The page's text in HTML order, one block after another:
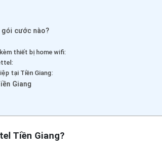
cước nào?
thiết bị home wifi:
tại Tiền Giang:
Giang
Tiền Giang?